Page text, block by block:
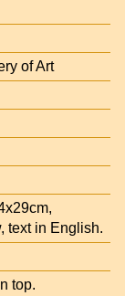
of Art
text in English.
top.